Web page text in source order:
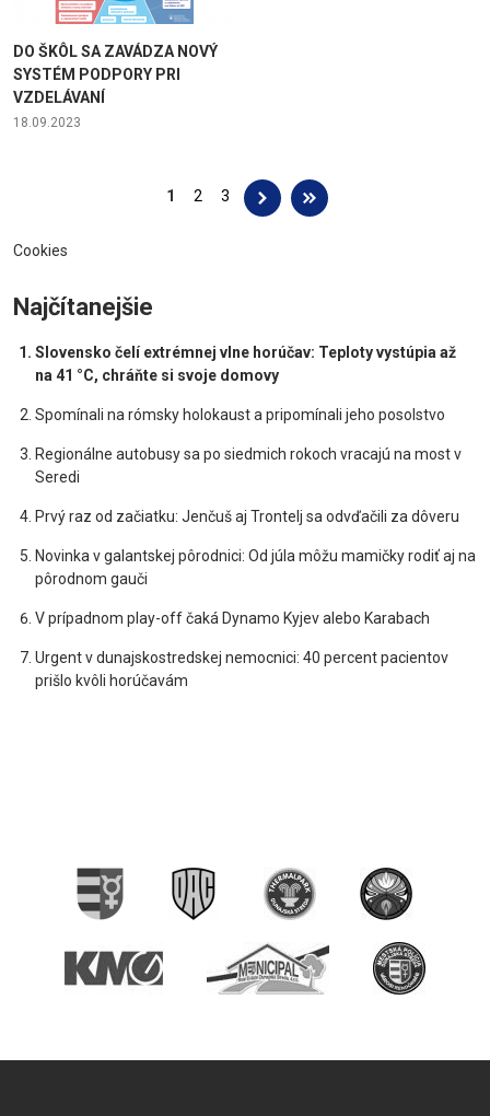
DO ŠKÔL SA ZAVÁDZA NOVÝ
SYSTÉM PODPORY PRI
VZDELÁVANÍ
18.09.2023
1 2 3
Cookies
Najčítanejšie
Slovensko čelí extrémnej vlne horúčav: Teploty vystúpia až
na 41 °C, chráňte si svoje domovy
Spomínali na rómsky holokaust a pripomínali jeho posolstvo
Regionálne autobusy sa po siedmich rokoch vracajú na most v
Seredi
Prvý raz od začiatku: Jenčuš aj Trontelj sa odvďačili za dôveru
Novinka v galantskej pôrodnici: Od júla môžu mamičky rodiť aj na
pôrodnom gauči
V prípadnom play-off čaká Dynamo Kyjev alebo Karabach
Urgent v dunajskostredskej nemocnici: 40 percent pacientov
prišlo kvôli horúčavám